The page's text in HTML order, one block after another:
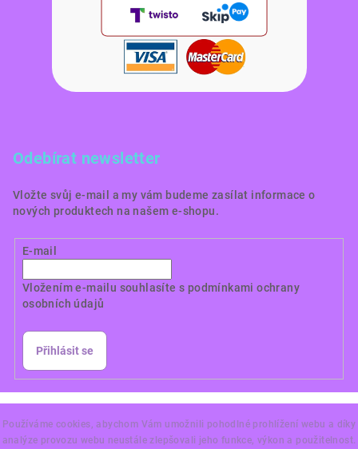
Používáme cookies, abychom Vám umožnili pohodlné prohlížení webu a díky
analýze provozu webu neustále zlepšovali jeho funkce, výkon a použitelnost.
Odebírat newsletter
Vložte svůj e-mail a my vám budeme zasílat informace o
nových produktech na našem e-shopu.
E-mail
Vložením e-mailu souhlasíte s podmínkami ochrany
osobních údajů
Přihlásit se
vyhrazena.